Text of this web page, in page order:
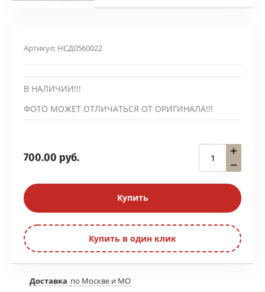
Артикул: НСД0560022
В НАЛИЧИИ!!!
ФОТО МОЖЕТ ОТЛИЧАТЬСЯ ОТ ОРИГИНАЛА!!!
700.00 руб.
−
+
Купить
Купить в один клик
Доставка по Москве и МО